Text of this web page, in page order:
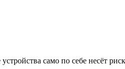
само по себе несёт